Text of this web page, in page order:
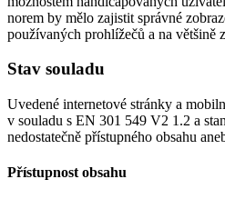
norem by mělo zajistit správné
používaných prohlížečů a na většině
Stav souladu
Uvedené internetové stránky a
v souladu s EN 301 549 V2 1.2 a
nedostatečně přístupného obsahu
Přístupnost obsahu